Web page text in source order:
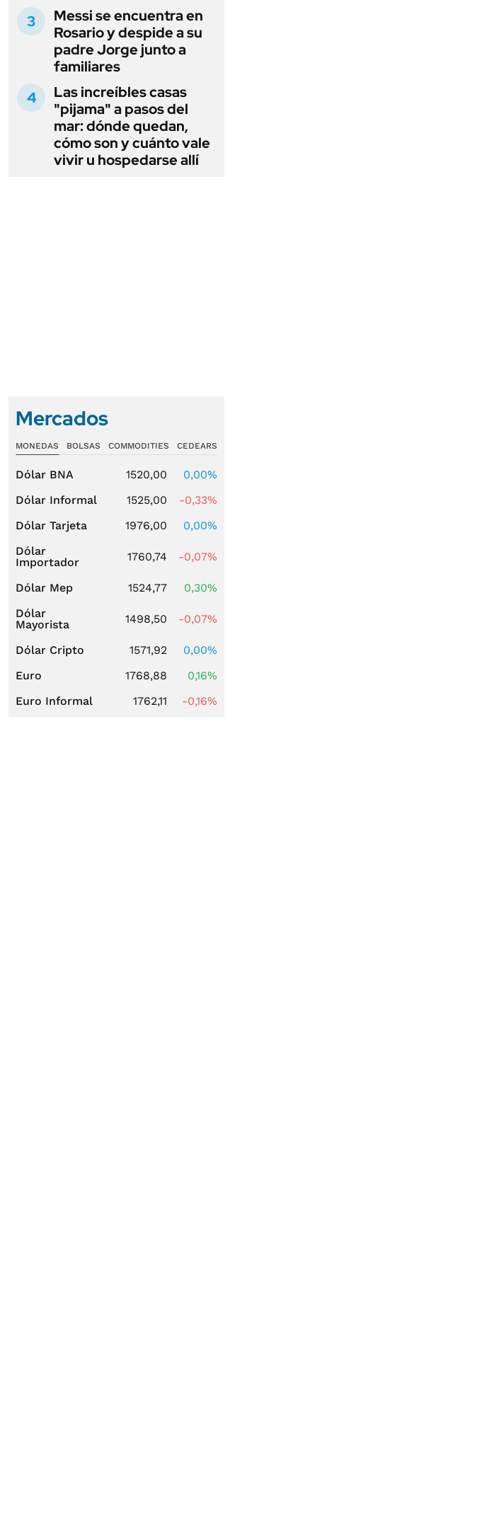
Messi se encuentra en
Rosario y despide a su
padre Jorge junto a
familiares
Las increíbles casas
"pijama" a pasos del
mar: dónde quedan,
cómo son y cuánto vale
vivir u hospedarse allí
Mercados
MONEDAS BOLSAS COMMODITIES CEDEARS
Dólar BNA 1520,00
0,00%
Dólar Informal
1525,00
-0,33%
Dólar Tarjeta
1976,00
0,00%
Dólar
Importador
1760,74 -0,07%
Dólar Mep 1524,77
0,30%
Dólar
Mayorista
1498,50 -0,07%
Dólar Cripto 1571,92
0,00%
Euro
1768,88
0,16%
Euro Informal
1762,11 -0,16%